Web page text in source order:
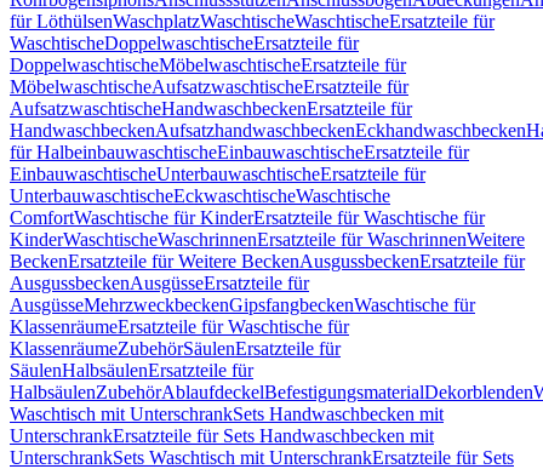
für LöthülsenWaschplatzWaschtischeWaschtischeErsatzteile für
WaschtischeDoppelwaschtischeErsatzteile für
DoppelwaschtischeMöbelwaschtischeErsatzteile für
MöbelwaschtischeAufsatzwaschtischeErsatzteile für
AufsatzwaschtischeHandwaschbeckenErsatzteile für
HandwaschbeckenAufsatzhandwaschbeckenEckhandwaschbecken
für HalbeinbauwaschtischeEinbauwaschtischeErsatzteile für
EinbauwaschtischeUnterbauwaschtischeErsatzteile für
UnterbauwaschtischeEckwaschtischeWaschtische
ComfortWaschtische für KinderErsatzteile für Waschtische für
KinderWaschtischeWaschrinnenErsatzteile für WaschrinnenWeitere
BeckenErsatzteile für Weitere BeckenAusgussbeckenErsatzteile für
AusgussbeckenAusgüsseErsatzteile für
AusgüsseMehrzweckbeckenGipsfangbeckenWaschtische für
KlassenräumeErsatzteile für Waschtische für
KlassenräumeZubehörSäulenErsatzteile für
SäulenHalbsäulenErsatzteile für
HalbsäulenZubehörAblaufdeckelBefestigungsmaterialDekorblenden
Waschtisch mit UnterschrankSets Handwaschbecken mit
UnterschrankErsatzteile für Sets Handwaschbecken mit
UnterschrankSets Waschtisch mit UnterschrankErsatzteile für Sets